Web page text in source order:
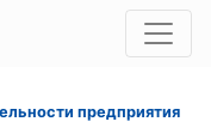
предприятия